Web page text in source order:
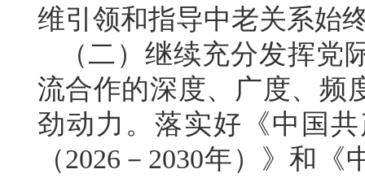
维引领和指导中老关系始
（二）继续充分发挥
流合作的深度、广度、频
劲动力。落实好《中国
（2026－2030年）》和